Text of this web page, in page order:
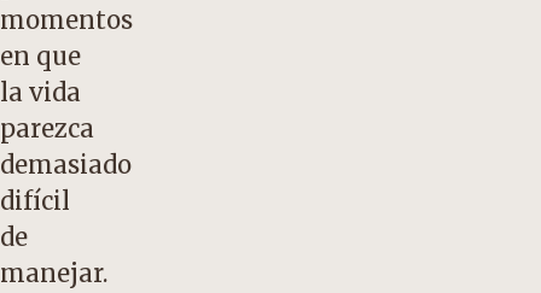
momentos
en que
la vida
parezca
demasiado
difícil
de
manejar.